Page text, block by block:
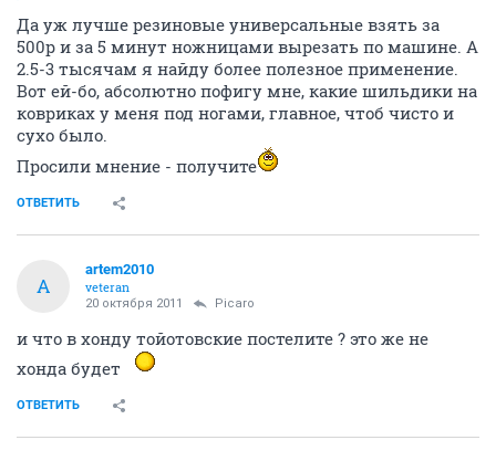
Да уж лучше резиновые универсальные взять за
500р и за 5 минут ножницами вырезать по машине. А
2.5-3 тысячам я найду более полезное применение.
Вот ей-бо, абсолютно пофигу мне, какие шильдики на
ковриках у меня под ногами, главное, чтоб чисто и
сухо было.
Просили мнение - получите
ОТВЕТИТЬ
A
artem2010
veteran
20 октября 2011 Picaro
и что в хонду тойотовские постелите ? это же не
хонда будет
ОТВЕТИТЬ